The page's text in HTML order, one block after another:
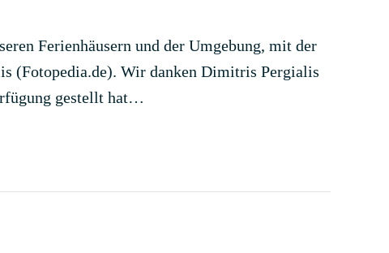
Ferienhäusern und der Umgebung, mit der
(Fotopedia.de). Wir danken Dimitris Pergialis
gestellt hat…